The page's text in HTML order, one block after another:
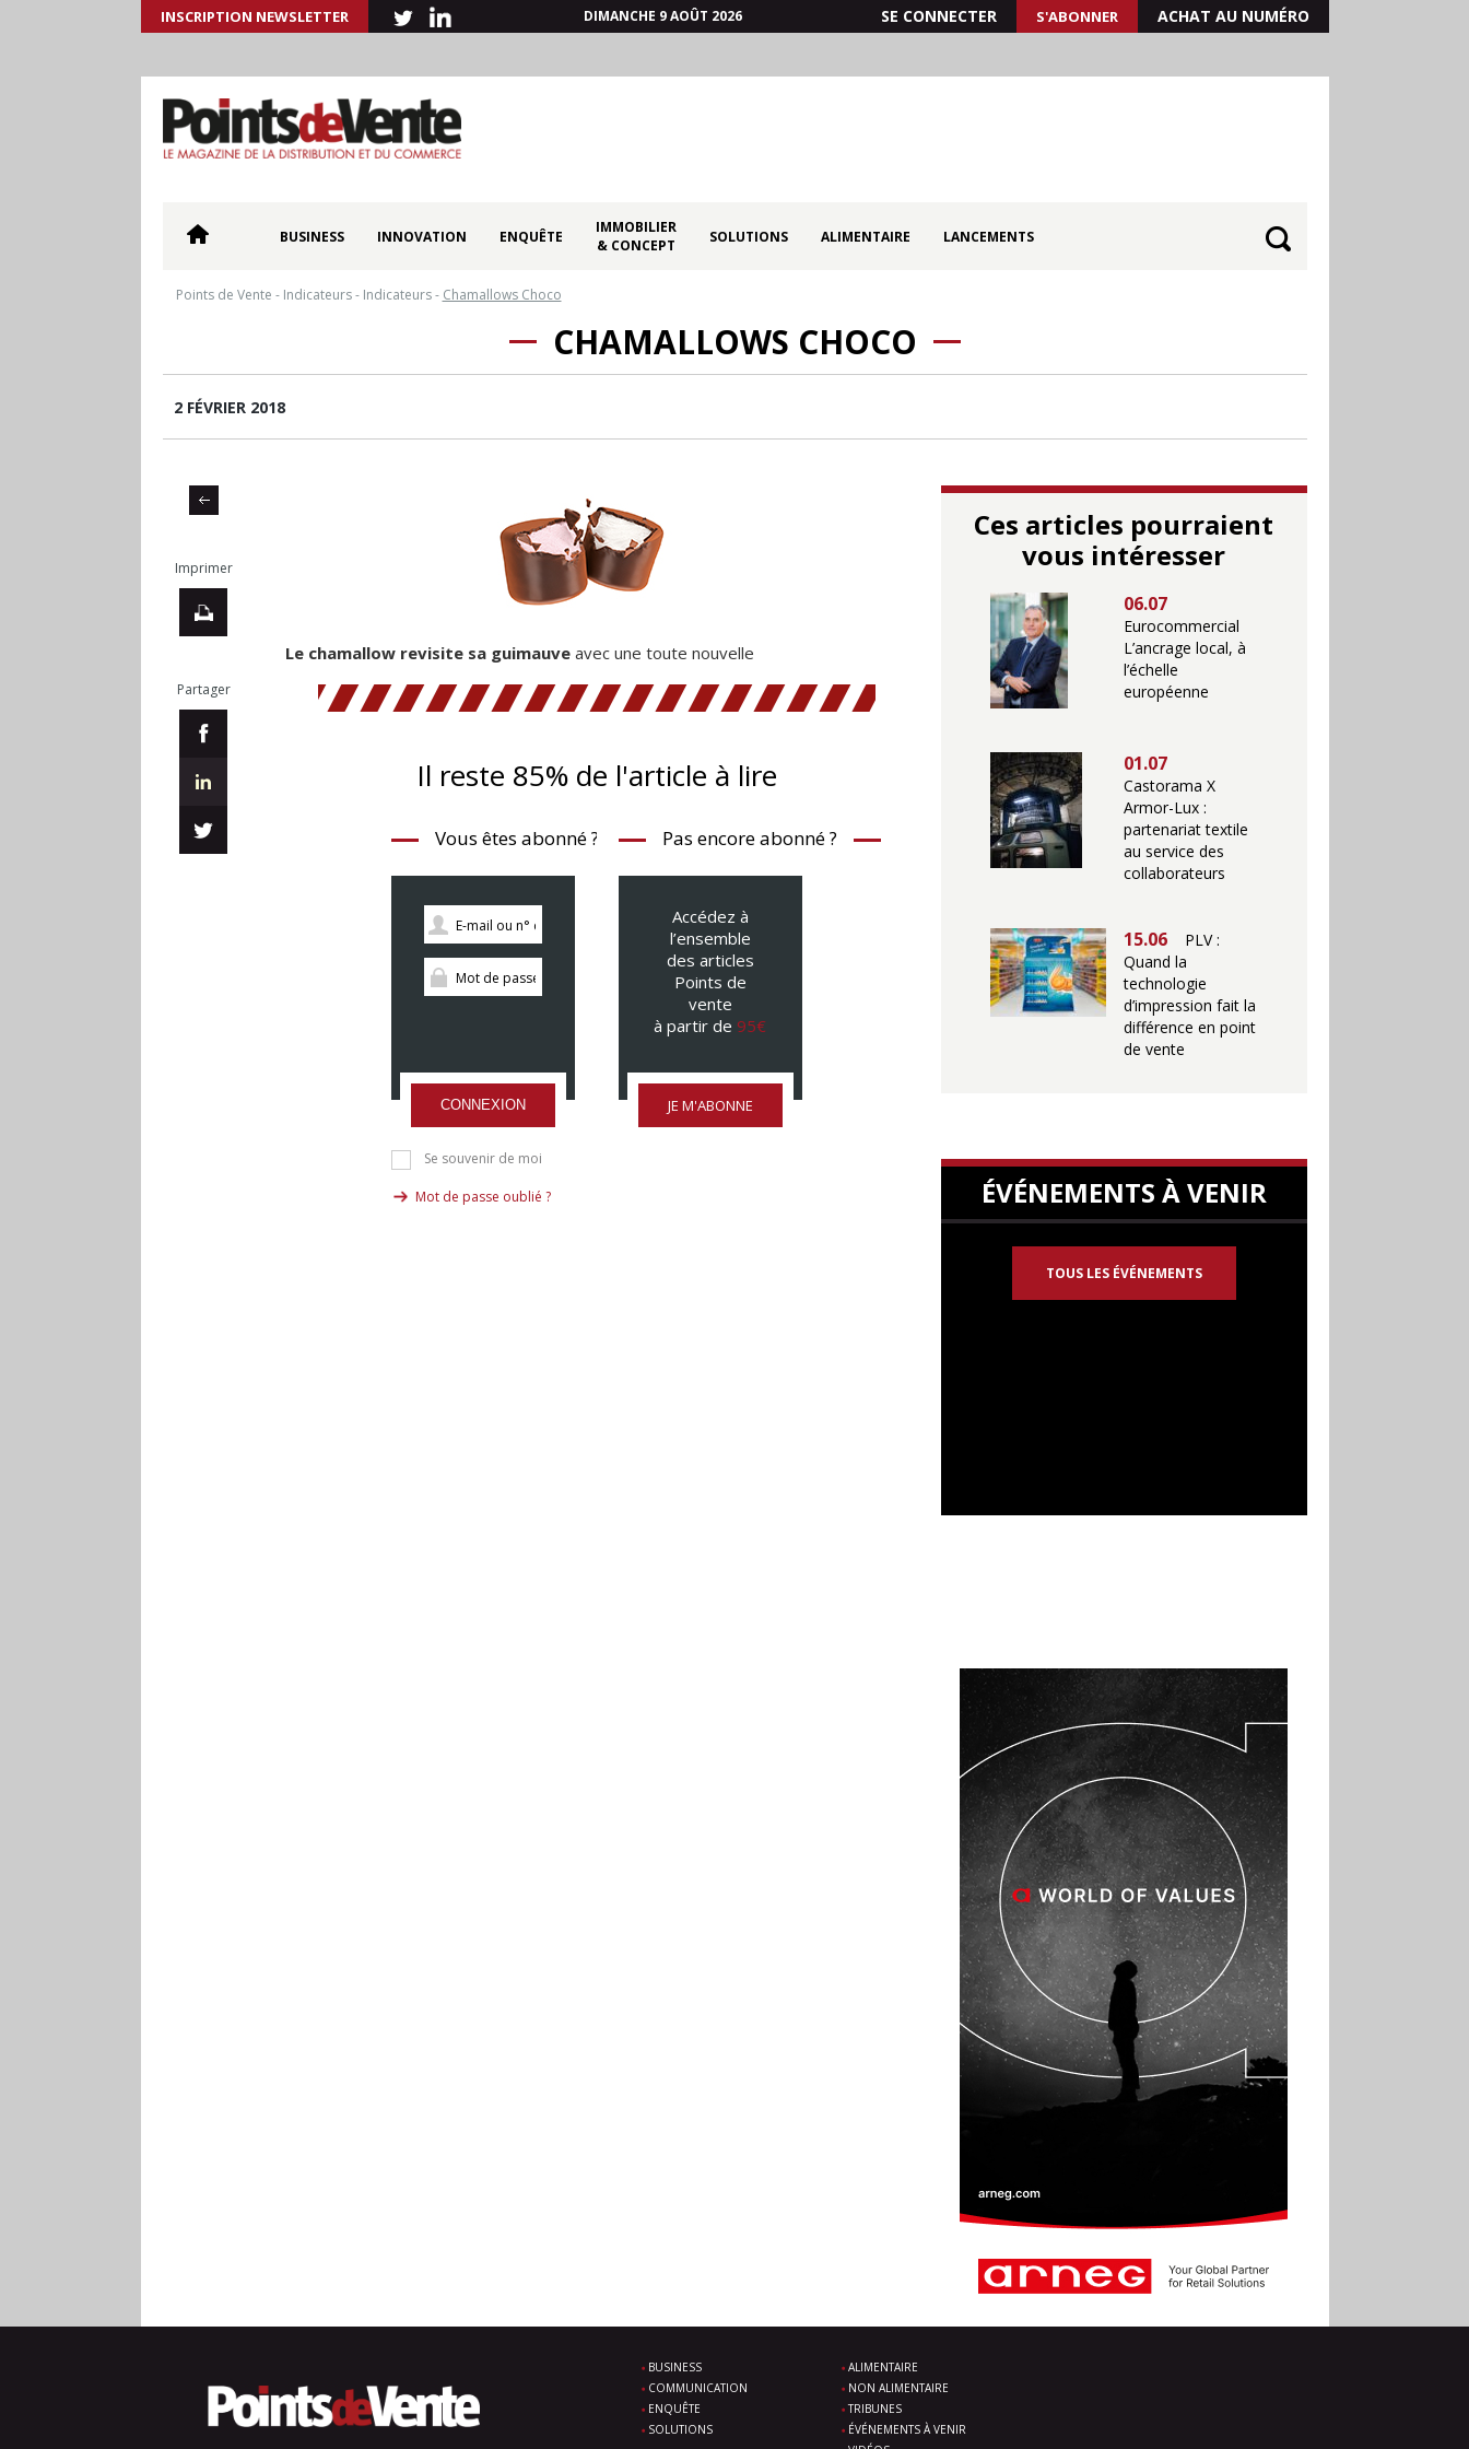
INSCRIPTION NEWSLETTER DIMANCHE 9 AOÛT 2026 SE CONNECTER S'ABONNER ACHAT AU NUMÉRO
BUSINESS INNOVATION ENQUÊTE
IMMOBILIER
& CONCEPT
SOLUTIONS ALIMENTAIRE LANCEMENTS
Points de Vente - Indicateurs- Indicateurs- Chamallows Choco
CHAMALLOWS CHOCO
2 FÉVRIER 2018
Imprimer
Partager
Le chamallow revisite sa guimauve avec une toute nouvelle
Il reste 85% de l'article à lire
Vous êtes abonné ?
CONNEXION
Se souvenir de moi
Mot de passe oublié ?
Pas encore abonné ?
Accédez à
l’ensemble
des articles
Points de
vente
à partir de 95€
JE M'ABONNE
Ces articles pourraient
vous intéresser
06.07
Eurocommercial
L’ancrage local, à
l’échelle
européenne
01.07
Castorama X
Armor-Lux :
partenariat textile
au service des
collaborateurs
15.06
PLV :
Quand la
technologie
d’impression fait la
différence en point
de vente
ÉVÉNEMENTS À VENIR
TOUS LES ÉVÉNEMENTS
BUSINESS
COMMUNICATION
ENQUÊTE
SOLUTIONS
ALIMENTAIRE
NON ALIMENTAIRE
TRIBUNES
ÉVÉNEMENTS À VENIR